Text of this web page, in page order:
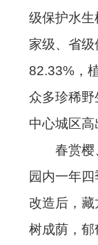
级保护水生
家级、省
82.33%，
众多珍稀
中心城区高
春赏樱
园内一年
改造后，
树成荫，